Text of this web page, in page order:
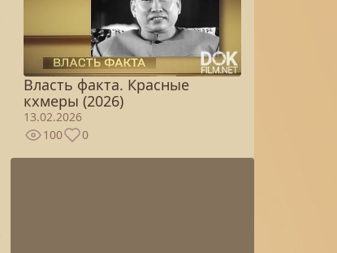
Власть факта. Красные
кхмеры (2026)
13.02.2026
100
0